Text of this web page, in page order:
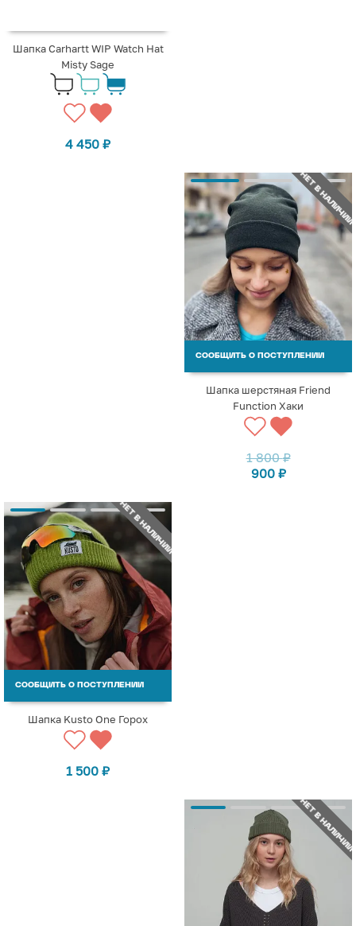
Шапка Carhartt WIP Watch Hat
Misty Sage
4 450 ₽
НЕТ В НАЛИЧИИ
СООБЩИТЬ О ПОСТУПЛЕНИИ
Шапка шерстяная Friend
Function Хаки
1 800₽
900 ₽
НЕТ В НАЛИЧИИ
СООБЩИТЬ О ПОСТУПЛЕНИИ
Шапка Kusto One Горох
1 500 ₽
НЕТ В НАЛИЧИИ